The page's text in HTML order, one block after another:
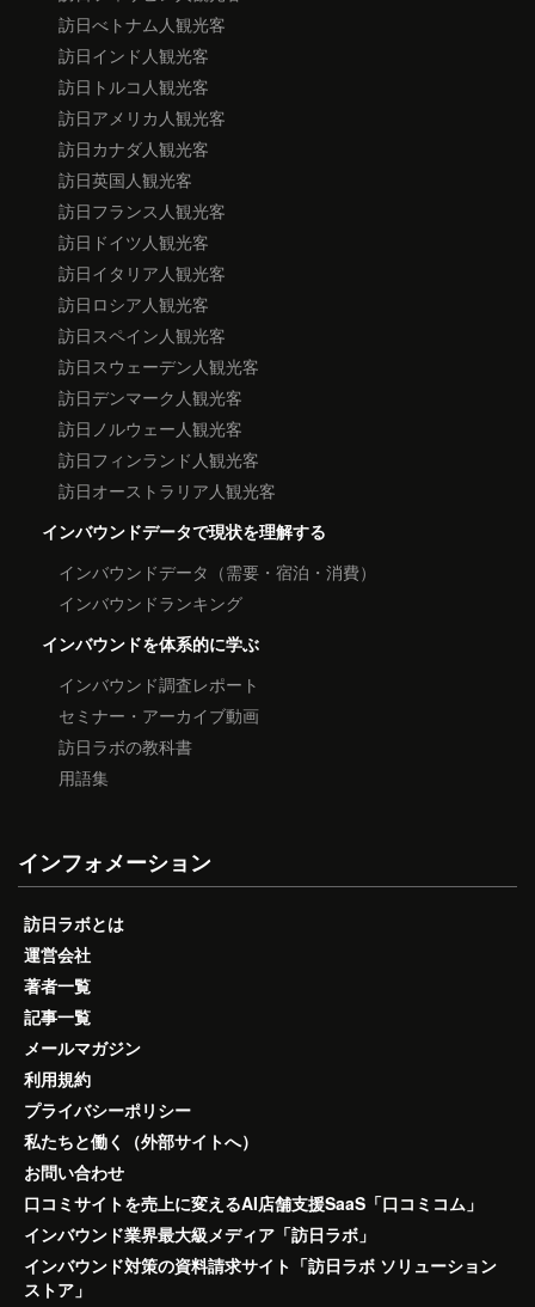
訪日べトナム人観光客
訪日インド人観光客
訪日トルコ人観光客
訪日アメリカ人観光客
訪日カナダ人観光客
訪日英国人観光客
訪日フランス人観光客
訪日ドイツ人観光客
訪日イタリア人観光客
訪日ロシア人観光客
訪日スペイン人観光客
訪日スウェーデン人観光客
訪日デンマーク人観光客
訪日ノルウェー人観光客
訪日フィンランド人観光客
訪日オーストラリア人観光客
インバウンドデータで現状を理解する
インバウンドデータ（需要・宿泊・消費）
インバウンドランキング
インバウンドを体系的に学ぶ
インバウンド調査レポート
セミナー・アーカイブ動画
訪日ラボの教科書
用語集
インフォメーション
訪日ラボとは
運営会社
著者一覧
記事一覧
メールマガジン
利用規約
プライバシーポリシー
私たちと働く（外部サイトへ）
お問い合わせ
口コミサイトを売上に変えるAI店舗支援SaaS「口コミコム」
インバウンド業界最大級メディア「訪日ラボ」
インバウンド対策の資料請求サイト「訪日ラボ ソリューション
ストア」